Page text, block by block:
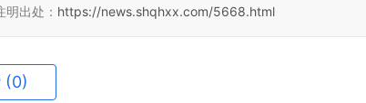
出处： https://news.shqhxx.com/5668.html
(0)